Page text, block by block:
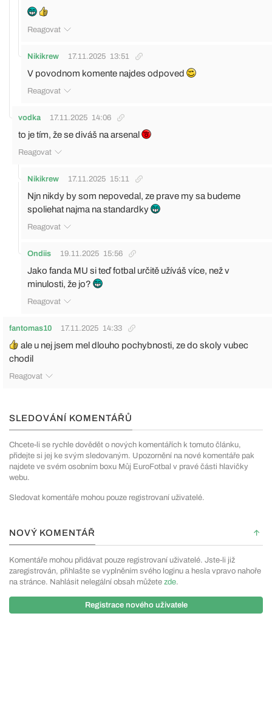
Reagovat
Nikikrew 17.11.2025 13:51
V povodnom komente najdes odpoved
Reagovat
vodka 17.11.2025 14:06
to je tím, že se diváš na arsenal
Reagovat
Nikikrew 17.11.2025 15:11
Njn nikdy by som nepovedal, ze prave my sa budeme
spoliehat najma na standardky
Reagovat
Ondiis 19.11.2025 15:56
Jako fanda MU si teď fotbal určitě užíváš více, než v
minulosti, že jo?
Reagovat
fantomas10 17.11.2025 14:33
ale u nej jsem mel dlouho pochybnosti, ze do skoly vubec
chodil
Reagovat
SLEDOVÁNÍ KOMENTÁŘŮ
Chcete-li se rychle dovědět o nových komentářích k tomuto článku,
přidejte si jej ke svým sledovaným. Upozornění na nové komentáře pak
najdete ve svém osobním boxu Můj EuroFotbal v pravé části hlavičky
webu.
Sledovat komentáře mohou pouze registrovaní uživatelé.
NOVÝ KOMENTÁŘ
Komentáře mohou přidávat pouze registrovaní uživatelé. Jste-li již
zaregistrován, přihlašte se vyplněním svého loginu a hesla vpravo nahoře
na stránce. Nahlásit nelegální obsah můžete zde.
Registrace nového uživatele